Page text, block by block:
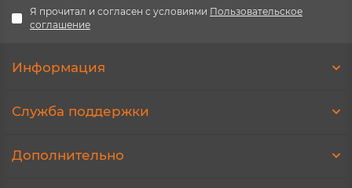
Я прочитал и согласен с условиями Пользовательское
соглашение
Информация
Служба поддержки
Дополнительно